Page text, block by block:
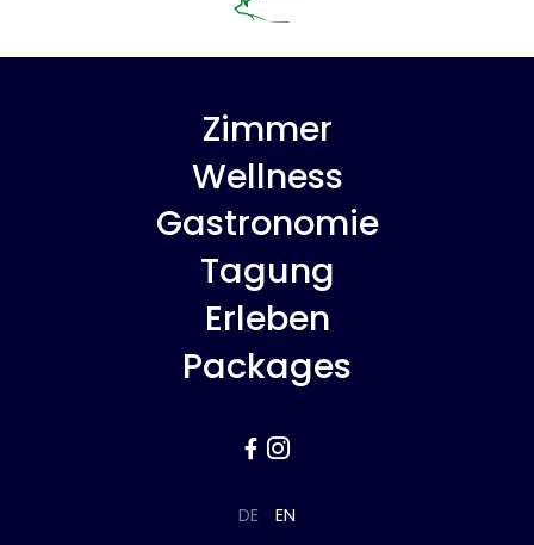
Zimmer
Wellness
Gastronomie
Tagung
Erleben
Packages
 
DE EN